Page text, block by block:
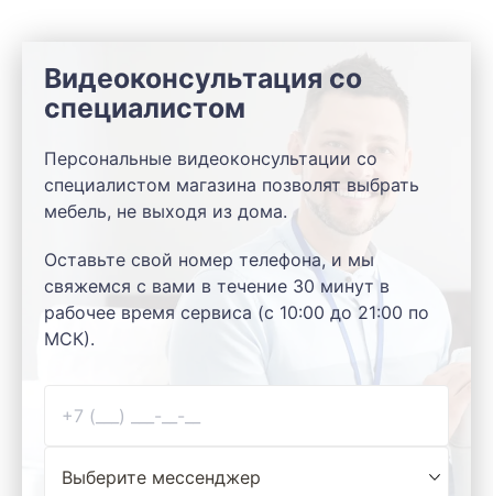
Видеоконсультация со
специалистом
Персональные видеоконсультации со
специалистом магазина позволят выбрать
мебель, не выходя из дома.
Оставьте свой номер телефона, и мы
свяжемся с вами в течение 30 минут в
рабочее время сервиса (с 10:00 до 21:00 по
МСК).